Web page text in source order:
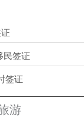
民签证
签证
游